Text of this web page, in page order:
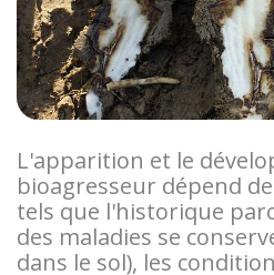
L'apparition et le
bioagresseur dépend
tels que l'historique
des maladies se
dans le sol), les